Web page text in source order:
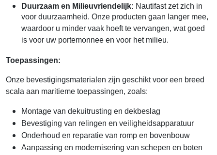
Duurzaam en Milieuvriendelijk: Nautifast zet zich in
voor duurzaamheid. Onze producten gaan langer mee,
waardoor u minder vaak hoeft te vervangen, wat goed
is voor uw portemonnee en voor het milieu.
Toepassingen:
Onze bevestigingsmaterialen zijn geschikt voor een breed
scala aan maritieme toepassingen, zoals:
Montage van dekuitrusting en dekbeslag
Bevestiging van relingen en veiligheidsapparatuur
Onderhoud en reparatie van romp en bovenbouw
Aanpassing en modernisering van schepen en boten